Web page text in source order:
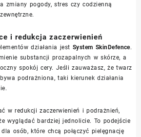
zmiany pogody, stres czy codzienną
i redukcja zaczerwienień
działania jest System SkinDefence.
substancji prozapalnych w skórze, a
spokój cery. Jeśli zauważasz, że twarz
podrażniona, taki kierunek działania
w redukcji zaczerwienień i podrażnień,
wyglądać bardziej jednolicie. To podejście
osób, które chcą połączyć pielęgnację